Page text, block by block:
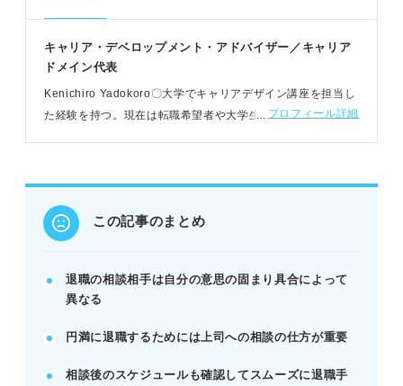
る。
退職希望時期と理由を明確に、ポジティブな内容で
伝える。
る。
いなど。
退職までの具体的なスケジュールと注意点
3ヶ月前には上司に相談し、退職日を決定する。
的に進める。
退職日2週間前からは挨拶回りやデスク整理を始め
POINT：余裕を持った行動で、円満かつスムーズな
キャリア・デベロップメント・アドバイザー／キャリア
ドメイン代表
Kenichiro Yadokoro〇大学でキャリアデザイン講座を担当し
た経験を持つ。現在は転職希望者や大学生向けの個別支援、
プロフィール詳細
この記事のまとめ
退職の相談相手は自分の意思の固まり具合によって
異なる
円満に退職するためには上司への相談の仕方が重要
相談後のスケジュールも確認してスムーズに退職手